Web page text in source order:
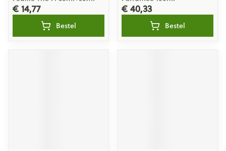
€ 14,77
Bestel
€ 40,33
Bestel